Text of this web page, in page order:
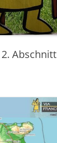
Abschnitt